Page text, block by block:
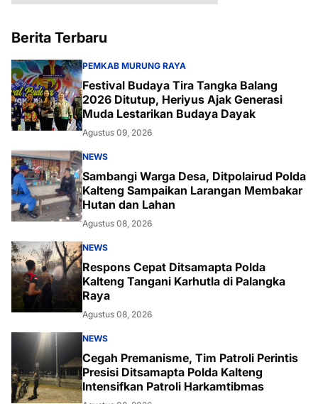
Berita Terbaru
PEMKAB MURUNG RAYA
Festival Budaya Tira Tangka Balang
2026 Ditutup, Heriyus Ajak Generasi
Muda Lestarikan Budaya Dayak
Agustus 09, 2026
NEWS
Sambangi Warga Desa, Ditpolairud Polda
Kalteng Sampaikan Larangan Membakar
Hutan dan Lahan
Agustus 08, 2026
NEWS
Respons Cepat Ditsamapta Polda
Kalteng Tangani Karhutla di Palangka
Raya
Agustus 08, 2026
NEWS
Cegah Premanisme, Tim Patroli Perintis
Presisi Ditsamapta Polda Kalteng
Intensifkan Patroli Harkamtibmas